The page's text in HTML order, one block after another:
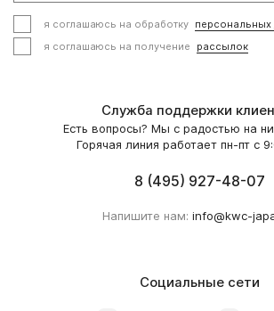
я соглашаюсь на обработку персональных
я соглашаюсь на получение
рассылок
Служба поддержки
Есть вопросы? Мы с радостью на
Горячая линия работает пн-пт с
8 (495) 927-48-07
Напишите нам: info@kwc-
Социальные сети